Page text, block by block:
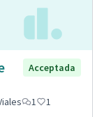
Acceptada
1 1